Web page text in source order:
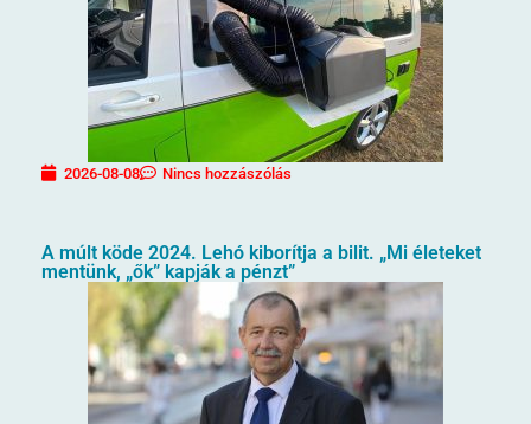
2026-08-08 Nincs hozzászólás
A múlt köde 2024. Lehó kiborítja a bilit. „Mi életeket
mentünk, „ők” kapják a pénzt”